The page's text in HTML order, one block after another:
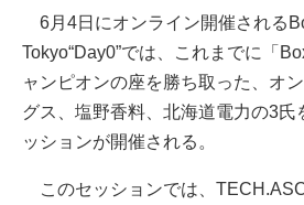
6月4日にオンライン開催される
Tokyo“Day0”では、これまでに「
ャンピオンの座を勝ち取った、オ
グス、塩野香料、北海道電力の3氏
ッションが開催される。
このセッションでは、